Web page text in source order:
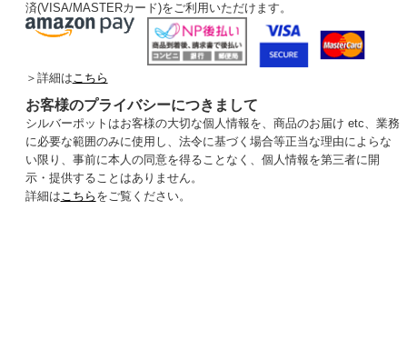
済(VISA/MASTERカード)をご利用いただけます。
＞詳細は こちら
お客様のプライバシーにつきまして
シルバーポットはお客様の大切な個人情報を、商品のお届け etc、業務
に必要な範囲のみに使用し、法令に基づく場合等正当な理由によらな
い限り、事前に本人の同意を得ることなく、個人情報を第三者に開
示・提供することはありません。
詳細は こちら をご覧ください。